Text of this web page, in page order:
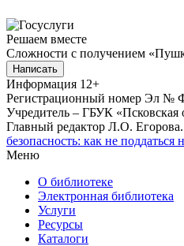
Решаем вместе
Сложности с получением
Написать
Информация 12+
Регистрационный номер Эл №
Учредитель – ГБУК «Псковская
Главный редактор Л.О.
безопасность: как не
Меню
О библиотеке
Электронная библиотека
Услуги
Ресурсы
Каталоги